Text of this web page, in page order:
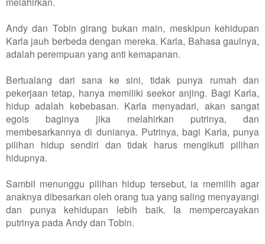
Andy dan Tobin girang bukan main, meskipun kehidupan
Karla jauh berbeda dengan mereka. Karla, Bahasa gaulnya,
adalah perempuan yang anti kemapanan.
Bertualang dari sana ke sini, tidak punya rumah dan
pekerjaan tetap, hanya memiliki seekor anjing. Bagi Karla,
hidup adalah kebebasan. Karla menyadari, akan sangat
egois baginya jika melahirkan putrinya, dan
membesarkannya di dunianya. Putrinya, bagi Karla, punya
pilihan hidup sendiri dan tidak harus mengikuti pilihan
hidupnya.
Sambil menunggu pilihan hidup tersebut, ia memilih agar
anaknya dibesarkan oleh orang tua yang saling menyayangi
dan punya kehidupan lebih baik. Ia mempercayakan
putrinya pada Andy dan Tobin.